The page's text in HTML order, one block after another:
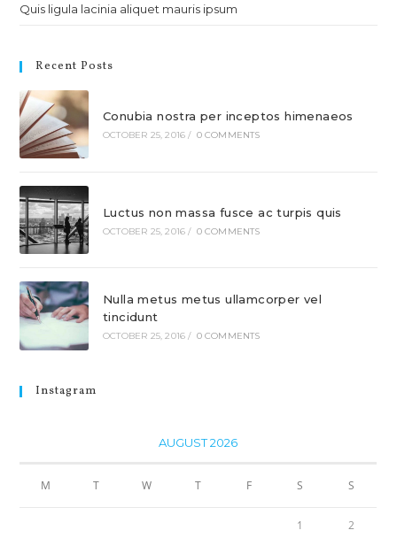
Quis ligula lacinia aliquet mauris ipsum
Recent Posts
Conubia nostra per inceptos himenaeos
OCTOBER 25, 2016 / 0 COMMENTS
Luctus non massa fusce ac turpis quis
OCTOBER 25, 2016 / 0 COMMENTS
Nulla metus metus ullamcorper vel
tincidunt
OCTOBER 25, 2016 / 0 COMMENTS
Instagram
AUGUST 2026
M T W T F S S
1 2